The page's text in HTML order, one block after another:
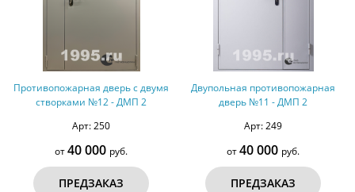
Противопожарная дверь с двумя
створками №12 - ДМП 2
Арт: 250
от40 000 руб.
ПРЕДЗАКАЗ
Двупольная противопожарная
дверь №11 - ДМП 2
Арт: 249
от40 000 руб.
ПРЕДЗАКАЗ